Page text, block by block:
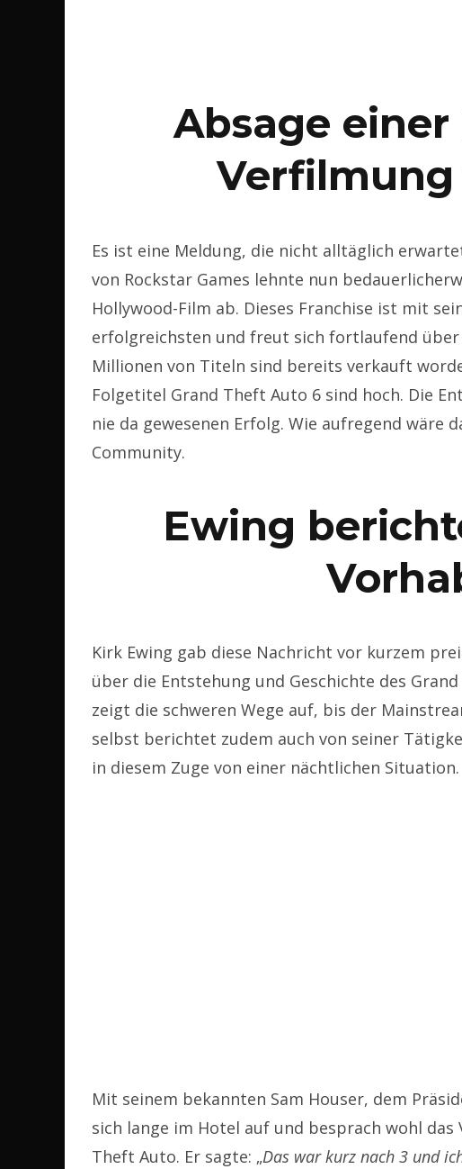
Absage
Verfilmung
Es ist eine Meldung, die nicht alltäglich
von Rockstar Games lehnte nun
Hollywood-Film ab. Dieses Franchise ist mit
erfolgreichsten und freut sich fortlaufend
Millionen von Titeln sind bereits verkauft
Folgetitel Grand Theft Auto 6 sind hoch. Die
nie da gewesenen Erfolg. Wie aufregend wäre
Community.
Ewing
Kirk Ewing gab diese Nachricht vor kurzem
über die Entstehung und Geschichte des
zeigt die schweren Wege auf, bis der
selbst berichtet zudem auch von seiner
in diesem Zuge von einer nächtlichen Situation.
Mit seinem bekannten Sam Houser, dem
sich lange im Hotel auf und besprach wohl
Theft Auto. Er sagte: „Das war kurz nach 3 und